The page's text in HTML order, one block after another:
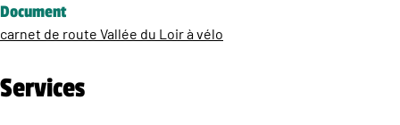
Document
carnet de route Vallée du Loir à vélo
Services